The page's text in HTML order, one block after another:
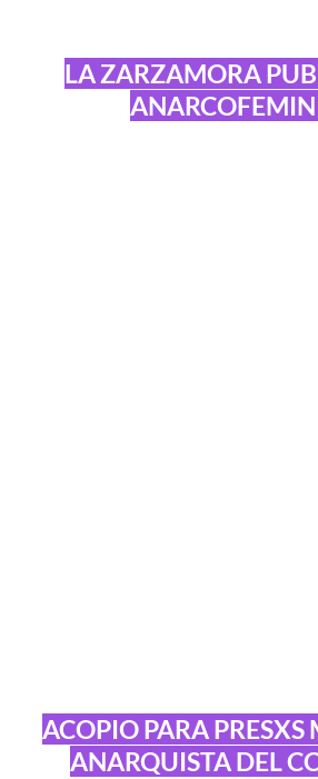
LA ZARZAMORA
ACOPIO PARA PRESXS
ANARQUISTA DEL